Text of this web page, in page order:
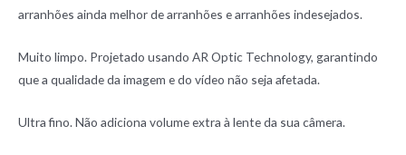
arranhões ainda melhor de arranhões e arranhões indesejados.
Muito limpo. Projetado usando AR Optic Technology, garantindo
que a qualidade da imagem e do vídeo não seja afetada.
Ultra fino. Não adiciona volume extra à lente da sua câmera.